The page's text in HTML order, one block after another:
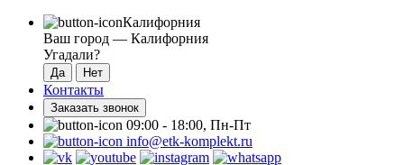
Калифорния
Ваш город — Калифорния
Угадали?
Контакты
Заказать звонок
09:00 - 18:00, Пн-Пт
info@etk-komplekt.ru